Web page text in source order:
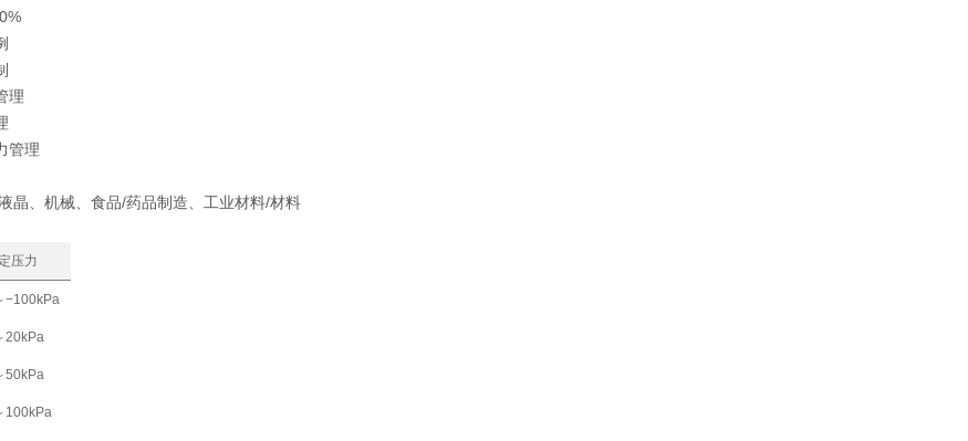
理
管理
晶、机械、食品/药品制造、工业材料/材料
压力
−100kPa
20kPa
50kPa
100kPa